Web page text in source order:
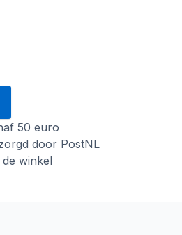
50 euro
door PostNL
winkel